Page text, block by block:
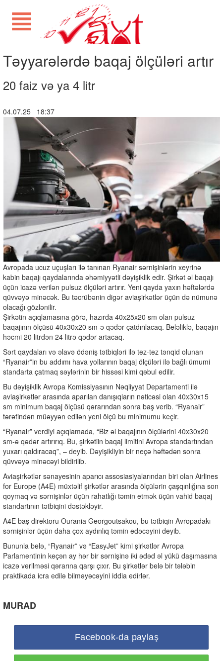
Təyyarələrdə baqaj ölçüləri artır
20 faiz və ya 4 litr
04.07.25 18:37
Avropada ucuz uçuşları ilə tanınan Ryanair sərnişinlərin xeyrinə
kabin baqajı qaydalarında əhəmiyyətli dəyişiklik edir. Şirkət əl baqajı
üçün icazə verilən pulsuz ölçüləri artırır. Yeni qayda yaxın həftələrdə
qüvvəyə minəcək. Bu təcrübənin digər aviaşirkətlər üçün də nümunə
olacağı gözlənilir.
Şirkətin açıqlamasına görə, hazırda 40x25x20 sm olan pulsuz
baqajının ölçüsü 40x30x20 sm-ə qədər çatdırılacaq. Beləliklə, baqajın
həcmi 20 litrdən 24 litrə qədər artacaq.
Sərt qaydaları və əlavə ödəniş tətbiqləri ilə tez-tez tənqid olunan
“Ryanair”in bu addımı hava yollarının baqaj ölçüləri ilə bağlı ümumi
standarta çatmaq səylərinin bir hissəsi kimi qəbul edilir.
Bu dəyişiklik Avropa Komissiyasının Nəqliyyat Departamenti ilə
aviaşirkətlər arasında aparılan danışıqların nəticəsi olan 40x30x15
sm minimum baqaj ölçüsü qərarından sonra baş verib. “Ryanair”
tərəfindən müəyyən edilən yeni ölçü bu minimumu keçir.
“Ryanair” verdiyi açıqlamada, “Biz əl baqajının ölçülərini 40x30x20
sm-ə qədər artırırıq. Bu, şirkətiin baqaj limitini Avropa standartından
yuxarı qaldıracaq”, – deyib. Dəyişikliyin bir neçə həftədən sonra
qüvvəyə minəcəyi bildirilib.
Aviaşirkətlər sənayesinin aparıcı assosiasiyalarından biri olan Airlines
for Europe (A4E) müxtəlif şirkətlər arasında ölçülərin çaşqınlığına son
qoymaq və sərnişinlər üçün rahatlığı təmin etmək üçün vahid baqaj
standartının tətbiqini dəstəkləyir.
A4E baş direktoru Ourania Georgoutsakou, bu tətbiqin Avropadakı
sərnişinlər üçün daha çox aydınlıq təmin edəcəyini deyib.
Bununla belə, “Ryanair” və “EasyJet” kimi şirkətlər Avropa
Parlamentinin keçən ay hər bir sərnişinə iki ədəd əl yükü daşımasına
icazə verilməsi qərarına qarşı çıxır. Bu şirkətlər belə bir tələbin
praktikada icra edilə bilməyəcəyini iddia edirlər.
MURAD
Facebook-da paylaş